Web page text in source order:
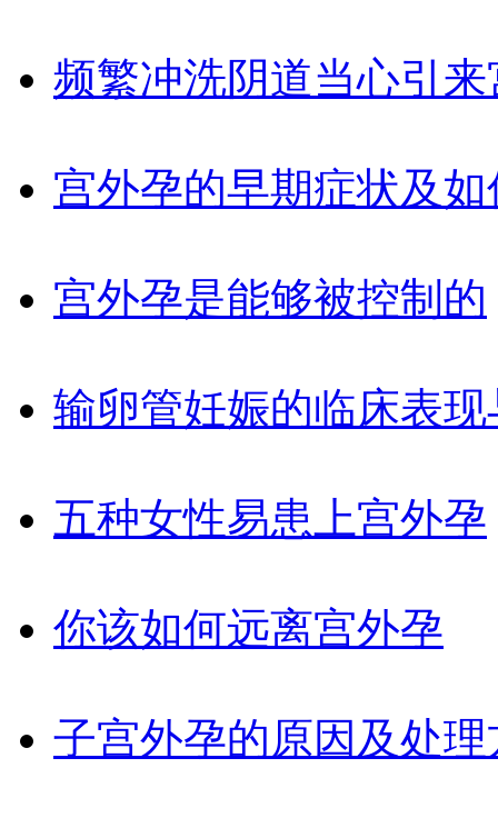
频繁冲洗阴道当心引
宫外孕的早期症状及
宫外孕是能够被控制的
输卵管妊娠的临床表
五种女性易患上宫外孕
你该如何远离宫外孕
子宫外孕的原因及处理